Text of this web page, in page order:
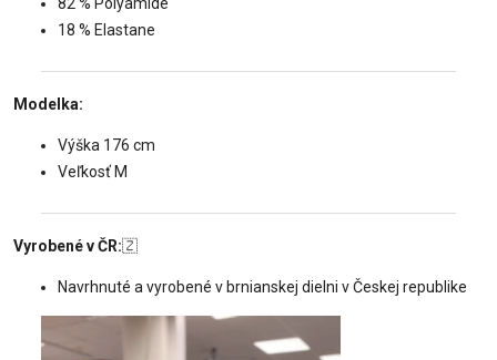
18 % Elastane
Modelka:
Výška 176 cm
Veľkosť M
Vyrobené v ČR:🇿
Navrhnuté a vyrobené v brnianskej dielni v Českej republike